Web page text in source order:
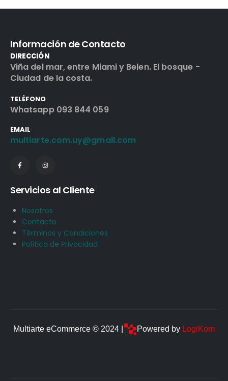
Información de Contacto
DIRECCIÓN
Viña del mar, entre Miami y Belen. El bosque -
Ciudad de la costa.
TELÉFONO
Whatsapp 093 844 059
EMAIL
multiarte.com.uy@gmail.com
Servicios al Cliente
Nosotros
Contacto
Términos y Condiciones
Política de Privacidad
Multiarte eCommerce © 2024 | Powered by LogiKom